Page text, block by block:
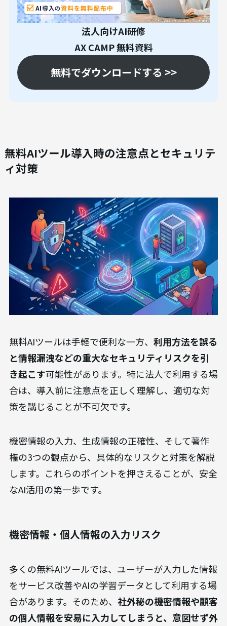
法人向けAI研修
AX CAMP 無料資料
無料でダウンロードする >>
無料AIツール導入時の注意点とセキュリテ
ィ対策
無料AIツールは手軽で便利な一方、 利用方法を誤る
と情報漏洩などの重大なセキュリティリスクを引
き起こす可能性があります。特に法人で利用する場
合は、導入前に注意点を正しく理解し、適切な対
策を講じることが不可欠です。
機密情報の入力、生成情報の正確性、そして著作
権の3つの観点から、具体的なリスクと対策を解説
します。これらのポイントを押さえることが、安全
なAI活用の第一歩です。
機密情報・個人情報の入力リスク
多くの無料AIツールでは、ユーザーが入力した情報
をサービス改善やAIの学習データとして利用する場
合があります。そのため、 社外秘の機密情報や顧客
の個人情報を安易に入力してしまうと、意図せず外